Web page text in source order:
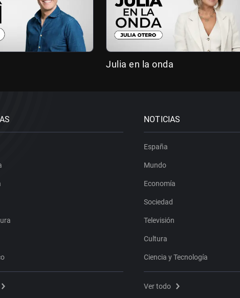
Julia en la onda
NOTICIAS
España
Mundo
Economía
Sociedad
Televisión
Cultura
Ciencia y Tecnología
Ver todo